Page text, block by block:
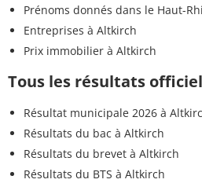
Prénoms donnés dans le Haut-
Entreprises à Altkirch
Prix immobilier à Altkirch
Tous les résultats
Résultat municipale 2026 à
Résultats du bac à Altkirch
Résultats du brevet à Altkirch
Résultats du BTS à Altkirch